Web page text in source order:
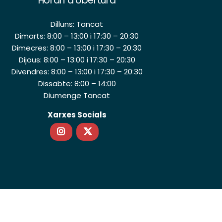
Dilluns: Tancat
Dimarts: 8:00 – 13:00 i 17:30 – 20:30
Dimecres: 8:00 – 13:00 i 17:30 – 20:30
Dijous: 8:00 – 13:00 i 17:30 – 20:30
Divendres: 8:00 – 13:00 i 17:30 – 20:30
Dissabte: 8:00 – 14:00
Diumenge Tancat
Xarxes Socials